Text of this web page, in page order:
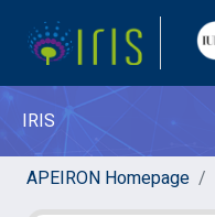
IRIS
APEIRON Homepage